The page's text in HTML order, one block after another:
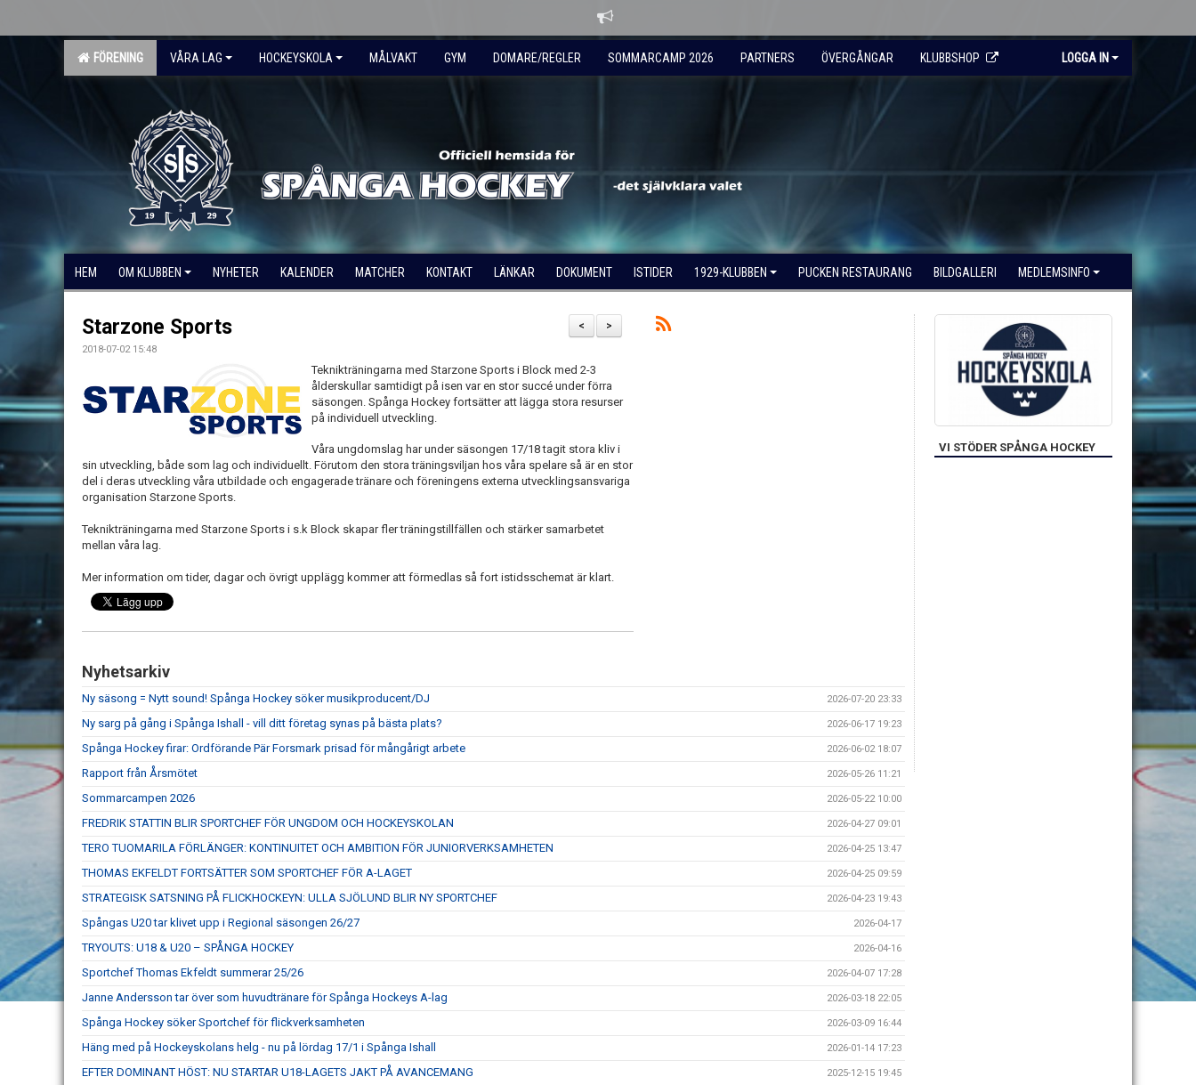
FÖRENING VÅRA LAG HOCKEYSKOLA MÅLVAKT GYM DOMARE/REGLER SOMMARCAMP 2026 PARTNERS ÖVERGÅNGAR KLUBBSHOP LOGGA IN
HEM OM KLUBBEN NYHETER KALENDER MATCHER KONTAKT LÄNKAR DOKUMENT ISTIDER 1929-KLUBBEN PUCKEN RESTAURANG BILDGALLERI MEDLEMSINFO
>
<
Starzone Sports
2018-07-02 15:48
Teknikträningarna med Starzone Sports i Block med 2-3
ålderskullar samtidigt på isen var en stor succé under förra
säsongen. Spånga Hockey fortsätter att lägga stora resurser
på individuell utveckling.
Våra ungdomslag har under säsongen 17/18 tagit stora kliv i
sin utveckling, både som lag och individuellt. Förutom den stora träningsviljan hos våra spelare så är en stor
del i deras utveckling våra utbildade och engagerade tränare och föreningens externa utvecklingsansvariga
organisation Starzone Sports.
Teknikträningarna med Starzone Sports i s.k Block skapar fler träningstillfällen och stärker samarbetet
mellan våra lag.
Mer information om tider, dagar och övrigt upplägg kommer att förmedlas så fort istidsschemat är klart.
Nyhetsarkiv
Ny säsong = Nytt sound! Spånga Hockey söker musikproducent/DJ 2026-07-20 23:33
Ny sarg på gång i Spånga Ishall - vill ditt företag synas på bästa plats? 2026-06-17 19:23
Spånga Hockey firar: Ordförande Pär Forsmark prisad för mångårigt arbete 2026-06-02 18:07
Rapport från Årsmötet 2026-05-26 11:21
Sommarcampen 2026 2026-05-22 10:00
FREDRIK STATTIN BLIR SPORTCHEF FÖR UNGDOM OCH HOCKEYSKOLAN 2026-04-27 09:01
TERO TUOMARILA FÖRLÄNGER: KONTINUITET OCH AMBITION FÖR JUNIORVERKSAMHETEN 2026-04-25 13:47
THOMAS EKFELDT FORTSÄTTER SOM SPORTCHEF FÖR A-LAGET 2026-04-25 09:59
STRATEGISK SATSNING PÅ FLICKHOCKEYN: ULLA SJÖLUND BLIR NY SPORTCHEF 2026-04-23 19:43
Spångas U20 tar klivet upp i Regional säsongen 26/27 2026-04-17
TRYOUTS: U18 & U20 – SPÅNGA HOCKEY 2026-04-16
Sportchef Thomas Ekfeldt summerar 25/26 2026-04-07 17:28
Janne Andersson tar över som huvudtränare för Spånga Hockeys A-lag 2026-03-18 22:05
Spånga Hockey söker Sportchef för flickverksamheten 2026-03-09 16:44
Häng med på Hockeyskolans helg - nu på lördag 17/1 i Spånga Ishall 2026-01-14 17:23
EFTER DOMINANT HÖST: NU STARTAR U18-LAGETS JAKT PÅ AVANCEMANG 2025-12-15 19:45
VI STÖDER SPÅNGA HOCKEY